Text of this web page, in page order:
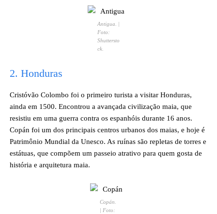
Antigua. |
Foto:
Shuttersto
ck.
2. Honduras
Cristóvão Colombo foi o primeiro turista a visitar Honduras,
ainda em 1500. Encontrou a avançada civilização maia, que
resistiu em uma guerra contra os espanhóis durante 16 anos.
Copán foi um dos principais centros urbanos dos maias, e hoje é
Patrimônio Mundial da Unesco. As ruínas são repletas de torres e
estátuas, que compõem um passeio atrativo para quem gosta de
história e arquitetura maia.
Copán.
| Foto: